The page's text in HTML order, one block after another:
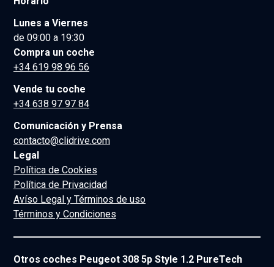
Lunes a Viernes
de 09:00 a 19:30
Compra un coche
+34 619 98 96 56
Vende tu coche
+34 638 97 97 84
Comunicación y Prensa
contacto@clidrive.com
Legal
Política de Cookies
Política de Privacidad
Avíso Legal y Términos de uso
Términos y Condiciones
Otros coches Peugeot 308 5p Style 1.2 PureTech